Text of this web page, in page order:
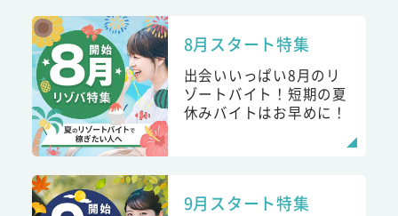
8月スタート特集
出会いいっぱい8月のリ
ゾートバイト！短期の夏
休みバイトはお早めに！
9月スタート特集